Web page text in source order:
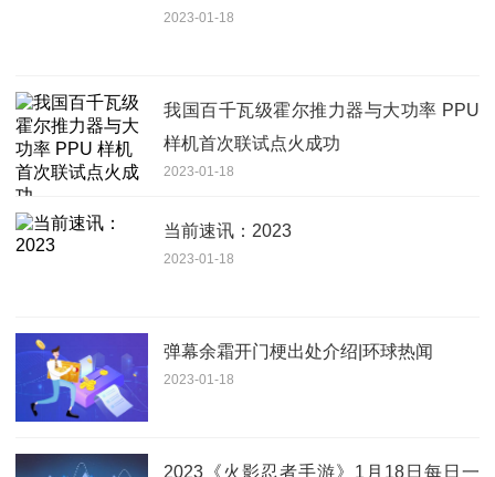
2023-01-18
我国百千瓦级霍尔推力器与大功率 PPU
样机首次联试点火成功
2023-01-18
当前速讯：2023
2023-01-18
弹幕余霜开门梗出处介绍|环球热闻
2023-01-18
2023《火影忍者手游》1月18日每日一